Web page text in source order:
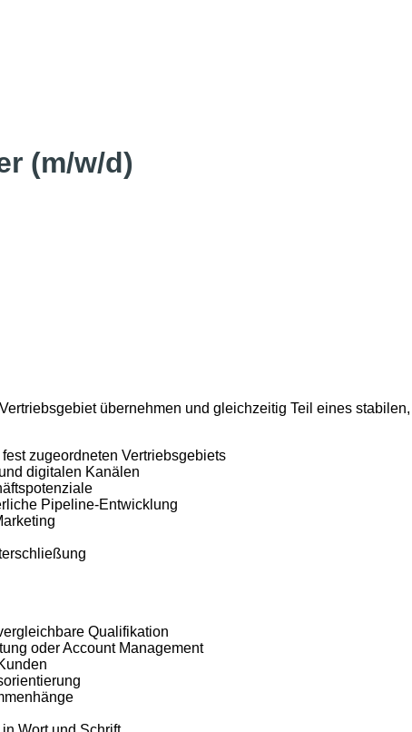
(m/w/d)
übernehmen und gleichzeitig Teil eines
zugeordneten Vertriebsgebiets
digitalen Kanälen
Pipeline-Entwicklung
Qualifikation
oder Account Management